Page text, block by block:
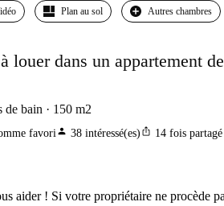
Plan au sol Autres chambres
louer dans un appartement
de bain 150 m2
favoriperson 38 intéressé(es) ios_share 14 fois partagé
aider ! Si votre propriétaire ne procède